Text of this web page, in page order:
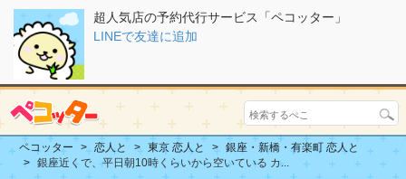
超人気店の予約代行サービス「ペコッター」
LINEで友達に追加
ペコッター 恋人と 東京 恋人と
銀座・新橋・有楽町 恋人と
銀座近くで、平日朝10時くらいから空いている カ...